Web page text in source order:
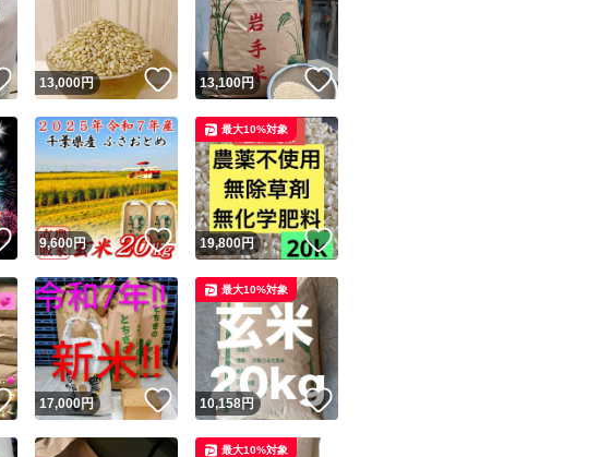
ユーザーの実績について
Yahoo!フリマが定めた一定の基準を満たしたユーザーにバッジを付与しています
いいね！
13,000円 いいね！
13,100円 いいね！
いいね！
9,600円 いいね！
19,800円 いいね！
最大10%対象
いいね！
17,000円 いいね！
10,158円 いいね！
最大10%対象
最大10%対象